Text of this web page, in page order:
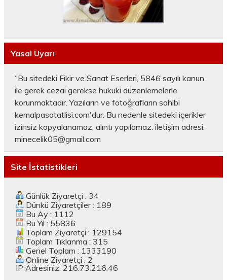
Yasal Uyarı
“Bu sitedeki Fikir ve Sanat Eserleri, 5846 sayılı kanun
ile gerek cezai gerekse hukuki düzenlemelerle
korunmaktadır. Yazıların ve fotoğrafların sahibi
kemalpasatatlisi.com'dur. Bu nedenle sitedeki içerikler
izinsiz kopyalanamaz, alıntı yapılamaz. iletişim adresi:
minecelik05@gmail.com
Site İstatistikleri
Günlük Ziyaretçi : 34
Dünkü Ziyaretçiler : 189
Bu Ay : 1112
Bu Yıl : 55836
Toplam Ziyaretçi : 129154
Toplam Tıklanma : 315
Genel Toplam : 1333190
Online Ziyaretçi : 2
IP Adresiniz: 216.73.216.46